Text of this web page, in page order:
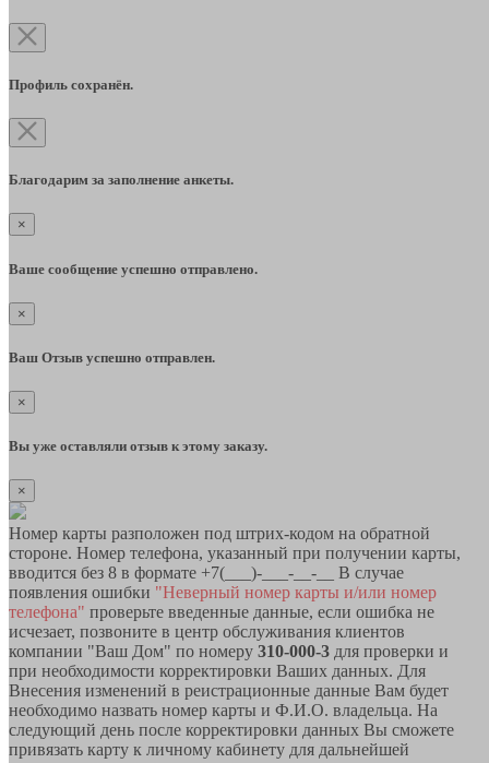
Профиль сохранён.
Благодарим за заполнение анкеты.
×
Ваше сообщение успешно отправлено.
×
Ваш Отзыв успешно отправлен.
×
Вы уже оставляли отзыв к этому заказу.
×
Номер карты разположен под штрих-кодом на обратной
стороне. Номер телефона, указанный при получении карты,
вводится без 8 в формате +7(___)-___-__-__ В случае
появления ошибки "Неверный номер карты и/или номер
телефона" проверьте введенные данные, если ошибка не
исчезает, позвоните в центр обслуживания клиентов
компании "Ваш Дом" по номеру 310-000-3 для проверки и
при необходимости корректировки Ваших данных. Для
Внесения изменений в реистрационные данные Вам будет
необходимо назвать номер карты и Ф.И.О. владельца. На
следующий день после корректировки данных Вы сможете
привязать карту к личному кабинету для дальнейшей